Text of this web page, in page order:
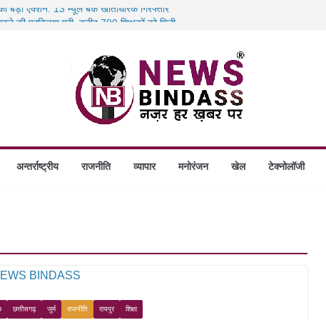
बड़ा एक्शन: 13 म्यूल बैंक खाताधारक गिरफ्तार
की साजिश नाकाम, दिल्ली-बिहार
स्थापित, हर विकासखंड के 10 उत्कृष्ट गोठानों
अन्तर्राष्ट्रीय राजनीति व्यापार मनोरंजन खेल टेक्नोलॉजी
छत्तीसगढ़ जुर्म राजनीति रायपुर शिक्षा